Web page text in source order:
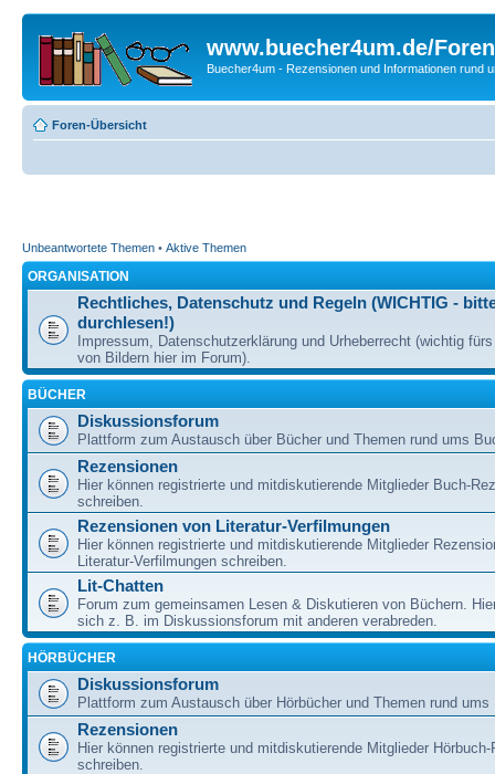
www.buecher4um.de/Foren
Buecher4um - Rezensionen und Informationen rund
Foren-Übersicht
Unbeantwortete Themen • Aktive Themen
ORGANISATION
Rechtliches, Datenschutz und Regeln (WICHTIG -
durchlesen!)
Impressum, Datenschutzerklärung und Urheberrecht (wichtig
von Bildern hier im Forum).
BÜCHER
Diskussionsforum
Plattform zum Austausch über Bücher und Themen rund ums
Rezensionen
Hier können registrierte und mitdiskutierende Mitglieder Buch-
schreiben.
Rezensionen von Literatur-Verfilmungen
Hier können registrierte und mitdiskutierende Mitglieder
Literatur-Verfilmungen schreiben.
Lit-Chatten
Forum zum gemeinsamen Lesen & Diskutieren von Büchern.
sich z. B. im Diskussionsforum mit anderen verabreden.
HÖRBÜCHER
Diskussionsforum
Plattform zum Austausch über Hörbücher und Themen rund ums
Rezensionen
Hier können registrierte und mitdiskutierende Mitglieder Hörbuch-
schreiben.